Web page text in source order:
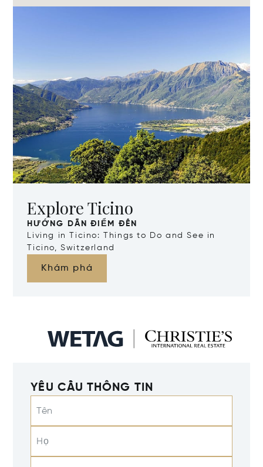
Explore Ticino
HƯỚNG DẪN ĐIỂM ĐẾN
Living in Ticino: Things to Do and See in
Ticino, Switzerland
Khám phá
YÊU CẦU THÔNG TIN
Tên
Họ